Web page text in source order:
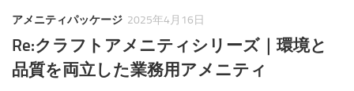
アメニティパッケージ 2025年4月16日
Re:クラフトアメニティシリーズ｜環境と
品質を両立した業務用アメニティ